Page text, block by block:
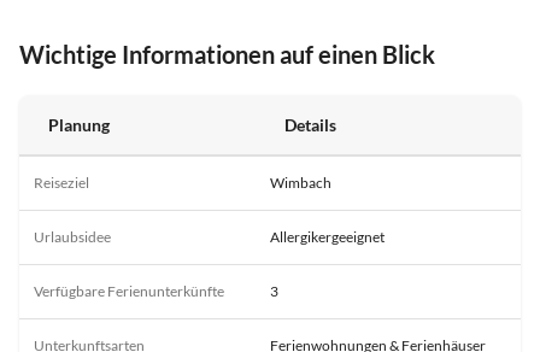
Wichtige Informationen auf einen Blick
Planung Details
Reiseziel Wimbach
Urlaubsidee Allergikergeeignet
Verfügbare Ferienunterkünfte 3
Unterkunftsarten Ferienwohnungen & Ferienhäuser